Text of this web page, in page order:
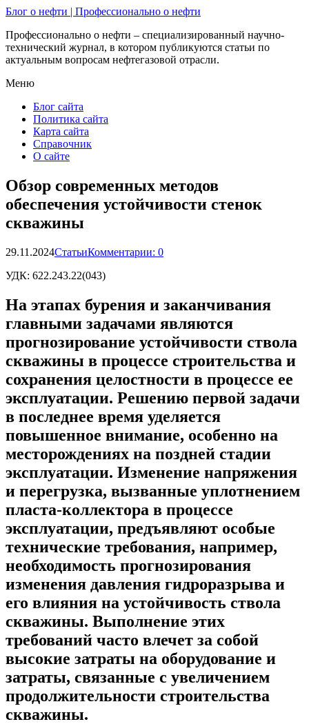
Блог о нефти | Профессионально о нефти
Профессионально о нефти – специализированный научно-
технический журнал, в котором публикуются статьи по
актуальным вопросам нефтегазовой отрасли.
Меню
Блог сайта
Политика сайта
Карта сайта
Справочник
О сайте
Обзор современных методов
обеспечения устойчивости стенок
скважины
29.11.2024СтатьиКомментарии: 0
УДК: 622.243.22(043)
На этапах бурения и заканчивания
главными задачами являются
прогнозирование устойчивости ствола
скважины в процессе строительства и
сохранения целостности в процессе ее
эксплуатации. Решению первой задачи
в последнее время уделяется
повышенное внимание, особенно на
месторождениях на поздней стадии
эксплуатации. Изменение напряжения
и перегрузка, вызванные уплотнением
пласта-коллектора в процессе
эксплуатации, предъявляют особые
технические требования, например,
необходимость прогнозирования
изменения давления гидроразрыва и
его влияния на устойчивость ствола
скважины. Выполнение этих
требований часто влечет за собой
высокие затраты на оборудование и
затраты, связанные с увеличением
продолжительности строительства
скважины.